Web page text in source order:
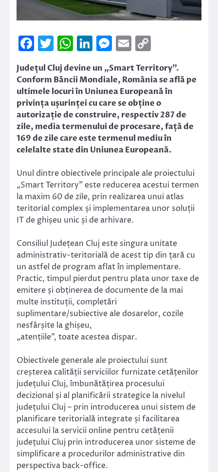
Facebook
Twitter
WhatsApp
LinkedIn
Messenger
Email
Link
Județul Cluj devine un „Smart Territory”.
Conform Băncii Mondiale, România se află pe
ultimele locuri în Uniunea Europeană în
privința ușurinței cu care se obține o
autorizație de construire, respectiv 287 de
zile, media termenului de procesare, față de
169 de zile care este termenul mediu în
celelalte state din Uniunea Europeană.
Unul dintre obiectivele principale ale proiectului
„Smart Territory” este reducerea acestui termen
la maxim 60 de zile, prin realizarea unui atlas
teritorial complex și implementarea unor soluții
IT de ghișeu unic și de arhivare.
Consiliul Județean Cluj este singura unitate
administrativ-teritorială de acest tip din țară cu
un astfel de program aflat în implementare.
Practic, timpul pierdut pentru plata unor taxe de
emitere și obținerea de documente de la mai
multe instituții, completări
suplimentare/subiective ale dosarelor, cozile
nesfârșite la ghișeu,
„atențiile”, toate acestea dispar.
Obiectivele generale ale proiectului sunt
creșterea calității serviciilor furnizate cetățenilor
județului Cluj, îmbunătățirea procesului
decizional și al planificării strategice la nivelul
județului Cluj – prin introducerea unui sistem de
planificare teritorială integrate și facilitarea
accesului la servicii online pentru cetățenii
județului Cluj prin introducerea unor sisteme de
simplificare a procedurilor administrative din
perspectiva back-office.